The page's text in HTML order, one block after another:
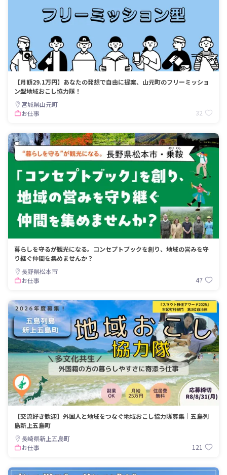
【月額29.1万円】あなたの発想で自由に提案、山元町のフリーミッショ
ン型地域おこし協力隊！
宮城県山元町
お仕事
32
暮らしを守るが観光になる。コンセプトブックを創り、地域の営みを守
り継ぐ仲間を集めませんか？
長野県松本市
お仕事
47
【交流好き歓迎】外国人と地域をつなぐ地域おこし協力隊募集｜五島列
島新上五島町
長崎県新上五島町
お仕事
121